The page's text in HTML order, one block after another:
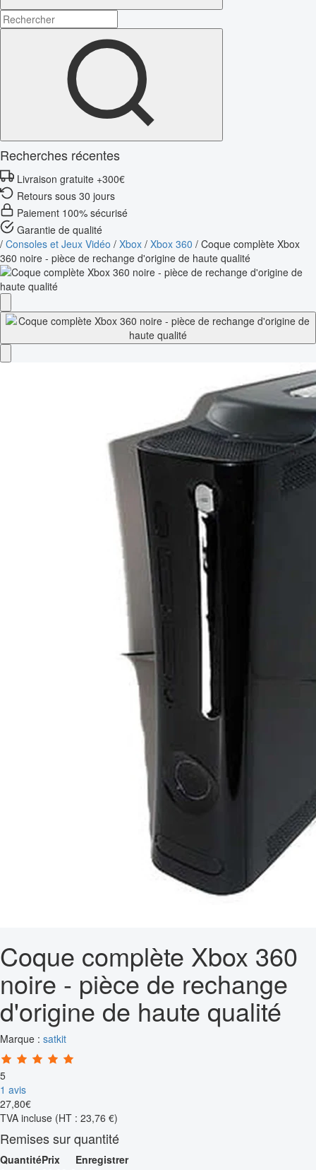
Recherches récentes
Livraison gratuite +300€
Retours sous 30 jours
Paiement 100% sécurisé
Garantie de qualité
/ Consoles et Jeux Vidéo / Xbox / Xbox 360 / Coque complète Xbox
360 noire - pièce de rechange d'origine de haute qualité
Coque complète Xbox 360
noire - pièce de rechange
d'origine de haute qualité
Marque : satkit
5
1 avis
27,80€
TVA incluse (HT : 23,76 €)
Remises sur quantité
QuantitéPrix
Enregistrer